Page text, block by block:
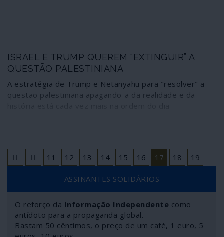
ISRAEL E TRUMP QUEREM “EXTINGUIR” A
QUESTÃO PALESTINIANA
A estratégia de Trump e Netanyahu para "resolver" a
questão palestiniana apagando-a da realidade e da
11 12 13 14 15 16 17 18 19
ASSINANTES SOLIDÁRIOS
O reforço da Informação Independente como
antídoto para a propaganda global.
Bastam 50 cêntimos, o preço de um café, 1 euro, 5